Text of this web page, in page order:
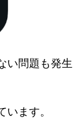
い問題も発生
ます。